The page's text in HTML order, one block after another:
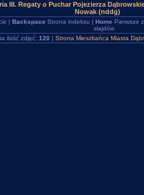
III. Regaty o Puchar Pojezierza
Nowak (nddg)
| Backspace Strona indeksu | Home Pierwsze
slajdów
ilość zdjęć: 120 | Strona Mieszkańca Miasta